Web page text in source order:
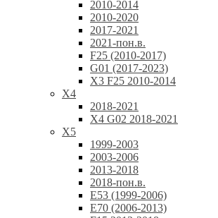
2010-2014
2010-2020
2017-2021
2021-пон.в.
F25 (2010-2017)
G01 (2017-2023)
X3 F25 2010-2014
X4
2018-2021
X4 G02 2018-2021
X5
1999-2003
2003-2006
2013-2018
2018-пон.в.
E53 (1999-2006)
E70 (2006-2013)